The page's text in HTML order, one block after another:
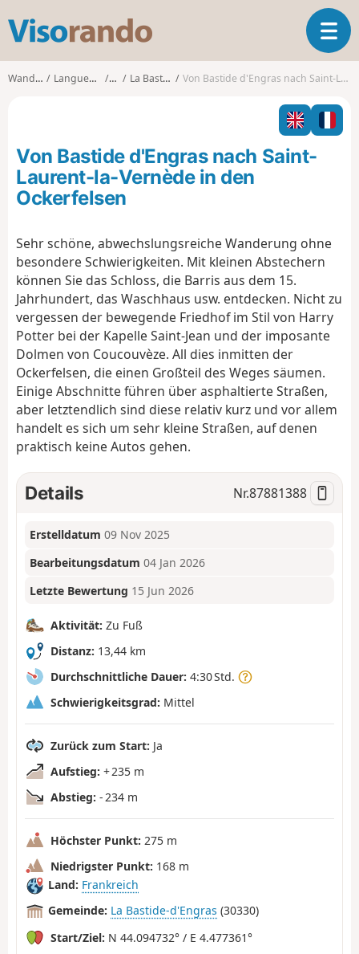
s
o
o
T
o
g
l
n
t
Wanderungen Languedoc-Roussillon GardLa Bastide-d'Engras Von Bastide d'Engras nach Saint-Laurent-la-Vernède in den Ockerfelsen
Von Bastide d'Engras nach Saint-
Laurent-la-Vernède in den
Ockerfelsen
Sehr schöne, abwechslungsreiche Wanderung ohne
besondere Schwierigkeiten. Mit kleinen Abstechern
können Sie das Schloss, die Barris aus dem 15.
Jahrhundert, das Waschhaus usw. entdecken. Nicht zu
vergessen der bewegende Friedhof im Stil von Harry
Potter bei der Kapelle Saint-Jean und der imposante
Dolmen von Coucouvèze. All dies inmitten der
Ockerfelsen, die einen Großteil des Weges säumen.
Einige Abschnitte führen über asphaltierte Straßen,
aber letztendlich sind diese relativ kurz und vor allem
handelt es sich um sehr kleine Straßen, auf denen
praktisch keine Autos gehen.
Details Nr.87881388
Erstelldatum 09 Nov 2025
Bearbeitungsdatum 04 Jan 2026
Letzte Bewertung 15 Jun 2026
Aktivität: Zu Fuß
Distanz: 13,44 km
Durchschnittliche Dauer: 4:30 Std.
Schwierigkeitsgrad: Mittel
Zurück zum Start: Ja
Aufstieg: + 235 m
Abstieg: - 234 m
Höchster Punkt: 275 m
Niedrigster Punkt: 168 m
Land: Frankreich
Gemeinde: La Bastide-d'Engras (30330)
Start/Ziel: N 44.094732° / E 4.477361°